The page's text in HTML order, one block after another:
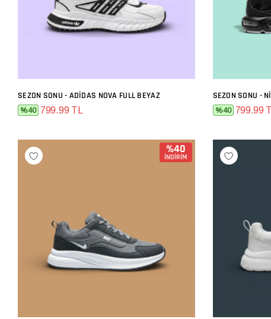
SEPETE EKLE
SEZON SONU - ADIDAS NOVA FULL BEYAZ
%40 799.99 TL
SEZON SONU -
%40 799.99
%40
İNDİRİM